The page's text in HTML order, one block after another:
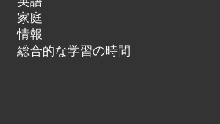
家庭
情報
総合的な学習の時間